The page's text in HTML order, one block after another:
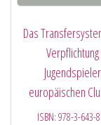
Das
europäischen
ISBN:978-3-643-